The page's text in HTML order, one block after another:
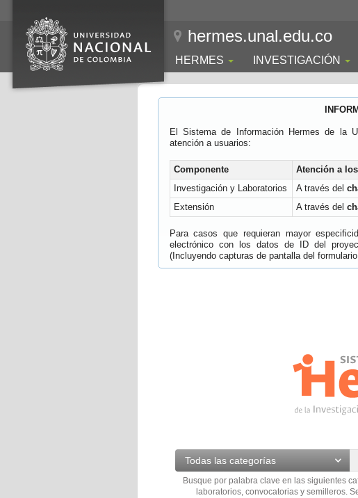
hermes.unal.edu.co
HERMES INVESTIGACIÓN
El Sistema de Información Hermes de la
atención a usuarios:
Componente Atención a
Investigación y Laboratorios
A través del
Extensión
A través del
Para casos que requieran mayor
electrónico con los datos de ID del
(Incluyendo capturas de pantalla del
Todas las categorías
Busque por palabra clave en las siguientes
laboratorios, convocatorias y semilleros.